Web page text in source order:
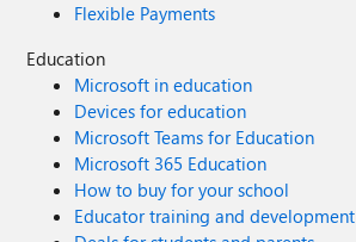
Flexible Payments
Education
Microsoft in education
Devices for education
Microsoft Teams for Education
Microsoft 365 Education
How to buy for your school
Educator training and development